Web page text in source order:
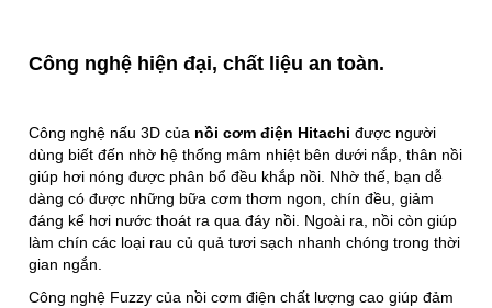
Công nghệ hiện đại, chất liệu an toàn.
Công nghệ nấu 3D của nồi cơm điện Hitachi được người
dùng biết đến nhờ hệ thống mâm nhiệt bên dưới nắp, thân nồi
giúp hơi nóng được phân bổ đều khắp nồi. Nhờ thế, bạn dễ
dàng có được những bữa cơm thơm ngon, chín đều, giảm
đáng kể hơi nước thoát ra qua đáy nồi. Ngoài ra, nồi còn giúp
làm chín các loại rau củ quả tươi sạch nhanh chóng trong thời
gian ngắn.
Công nghệ Fuzzy của nồi cơm điện chất lượng cao giúp đảm